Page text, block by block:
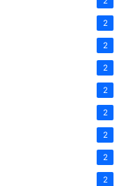
2
2
2
2
2
2
2
2